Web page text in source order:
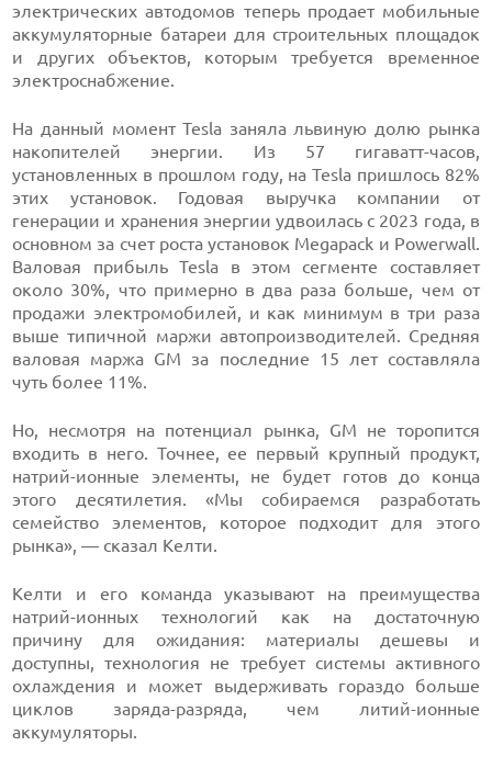
электрических автодомов теперь продает мобильные
аккумуляторные батареи для строительных площадок
и других объектов, которым требуется временное
электроснабжение.
На данный момент Tesla заняла львиную долю рынка
накопителей энергии. Из 57 гигаватт-часов,
установленных в прошлом году, на Tesla пришлось 82%
этих установок. Годовая выручка компании от
генерации и хранения энергии удвоилась с 2023 года, в
основном за счет роста установок Megapack и Powerwall.
Валовая прибыль Tesla в этом сегменте составляет
около 30%, что примерно в два раза больше, чем от
продажи электромобилей, и как минимум в три раза
выше типичной маржи автопроизводителей. Средняя
валовая маржа GM за последние 15 лет составляла
чуть более 11%.
Но, несмотря на потенциал рынка, GM не торопится
входить в него. Точнее, ее первый крупный продукт,
натрий-ионные элементы, не будет готов до конца
этого десятилетия. «Мы собираемся разработать
семейство элементов, которое подходит для этого
рынка», — сказал Келти.
Келти и его команда указывают на преимущества
натрий-ионных технологий как на достаточную
причину для ожидания: материалы дешевы и
доступны, технология не требует системы активного
охлаждения и может выдерживать гораздо больше
циклов заряда-разряда, чем литий-ионные
аккумуляторы.